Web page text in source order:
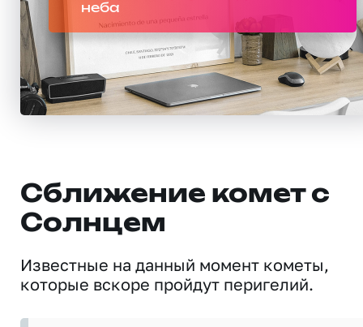
неба
Сближение комет с
Солнцем
Известные на данный момент кометы,
которые вскоре пройдут перигелий.